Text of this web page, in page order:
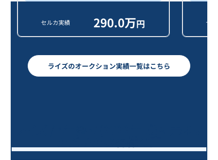
セルカ実績 290.0万円 セ
ライズのオークション実績一覧はこちら